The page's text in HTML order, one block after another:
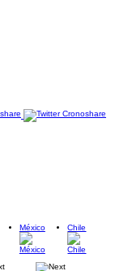
México Chile